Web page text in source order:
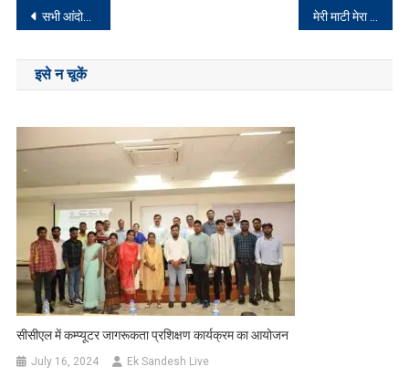
Post
navigation
सभी आंदोलनकारी रांची के कार्यक्रम में अपनी भागीदारी सुनिश्चित करेंगे: सुनील मेरी माटी मेरा देश कार्यक्रम चलाया गया
इसे न चूकें
सीसीएल में कम्प्यूटर जागरूकता प्रशिक्षण कार्यक्रम का आयोजन
July 16, 2024 Ek Sandesh Live